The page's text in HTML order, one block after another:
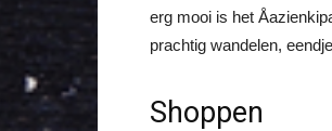
erg mooi is het
prachtig wandelen,
Shoppen